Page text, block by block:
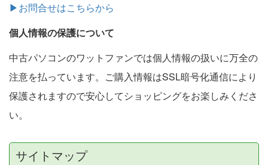
▶お問合せはこちらから
個人情報の保護について
中古パソコンのワットファンでは個人情報の扱いに万全の
注意を払っています。ご購入情報はSSL暗号化通信により
保護されますので安心してショッピングをお楽しみくださ
い。
サイトマップ